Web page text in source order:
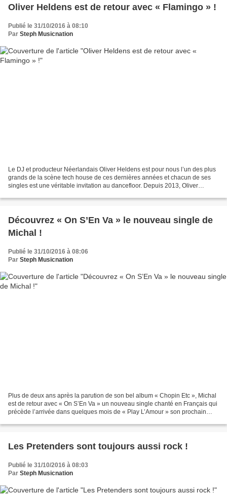
Oliver Heldens est de retour avec « Flamingo » !
Publié le 31/10/2016 à 08:10
Par Steph Musicnation
Le DJ et producteur Néerlandais Oliver Heldens est pour nous l’un des plus
grands de la scène tech house de ces dernières années et chacun de ses
singles est une véritable invitation au dancefloor. Depuis 2013, Oliver
Découvrez « On S’En Va » le nouveau single de
Michal !
Publié le 31/10/2016 à 08:06
Par Steph Musicnation
Plus de deux ans après la parution de son bel album « Chopin Etc », Michal
est de retour avec « On S’En Va » un nouveau single chanté en Français qui
précède l’arrivée dans quelques mois de « Play L’Amour » son prochain
Les Pretenders sont toujours aussi rock !
Publié le 31/10/2016 à 08:03
Par Steph Musicnation